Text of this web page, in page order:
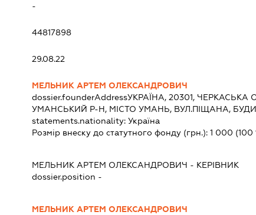
-
44817898
29.08.22
МЕЛЬНИК АРТЕМ ОЛЕКСАНДРОВИЧ
dossier.founderAddressУКРАЇНА, 20301, ЧЕРКАСЬКА
УМАНСЬКИЙ Р-Н, МІСТО УМАНЬ, ВУЛ.ПІЩАНА,
statements.nationality: Україна
Розмір внеску до статутного фонду (грн.): 1 000 (100
МЕЛЬНИК АРТЕМ ОЛЕКСАНДРОВИЧ - КЕРІВНИК
dossier.position -
МЕЛЬНИК АРТЕМ ОЛЕКСАНДРОВИЧ